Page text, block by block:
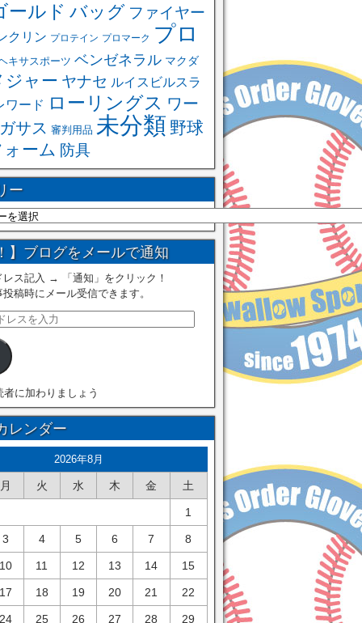
ールド バッグ ファイヤー
クリン プロテイン プロマーク プロ
キサスポーツ ベンゼネラル マクダ
ジャー ヤナセ ルイスビルスラ
ワード ローリングス ワー
サス 審判用品 未分類 野球
ーム 防具
ー
】ブログをメールで通知
レス記入 → 「通知」をクリック！
稿時にメール受信できます。
者に加わりましょう
レンダー
2026年8月
月 火 水 木 金 土
1
3 4 5 6 7 8
11 12 13 14 15
18 19 20 21 22
25 26 27 28 29